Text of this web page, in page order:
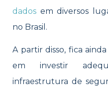
dados em diversos
no Brasil.
A partir disso, fica
em investir
infraestrutura de